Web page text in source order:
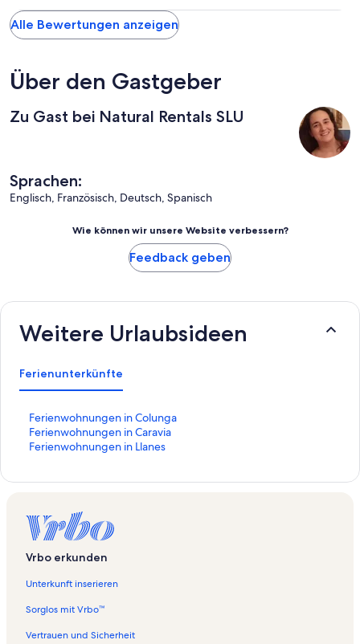
Alle Bewertungen anzeigen
Über den Gastgeber
Zu Gast bei Natural Rentals SLU
Sprachen:
Englisch, Französisch, Deutsch, Spanisch
Wie können wir unsere Website verbessern?
Feedback geben
Weitere Urlaubsideen
Ferienunterkünfte
Ferienwohnungen in Colunga
L
i
n
r
d
e
o
l
e
Ferienwohnungen in Caravia
L
i
e
r
i
f
o
g
Ferienwohnungen in Llanes
L
d
e
d
e
f
l
Vrbo erkunden
Unterkunft inserieren
Sorglos mit Vrbo™
Vertrauen und Sicherheit